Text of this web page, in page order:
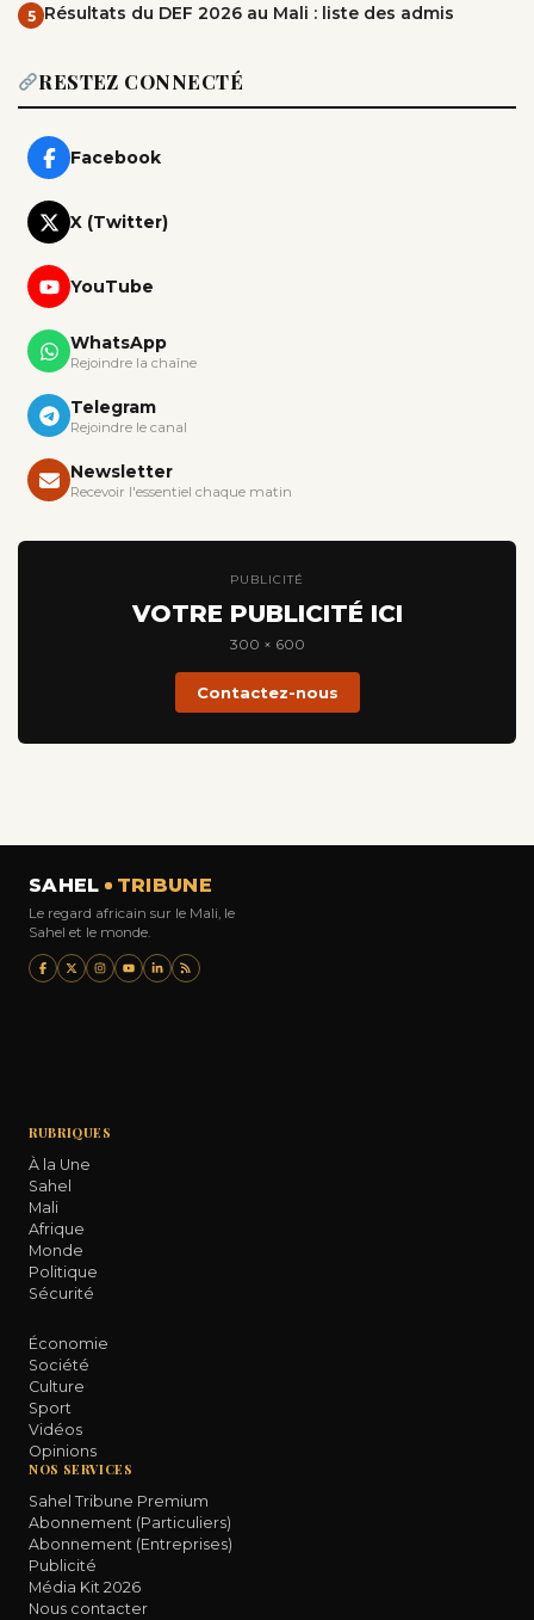
5 Résultats du DEF 2026 au Mali : liste des admis
RESTEZ CONNECTÉ
Facebook
X (Twitter)
YouTube
WhatsApp
Rejoindre la chaîne
Telegram
Rejoindre le canal
Newsletter
Recevoir l'essentiel chaque matin
PUBLICITÉ
VOTRE PUBLICITÉ ICI
300 × 600
Contactez-nous
SAHEL TRIBUNE
Le regard africain sur le Mali, le
Sahel et le monde.
RUBRIQUES
À la Une
Sahel
Mali
Afrique
Monde
Politique
Sécurité
Économie
Société
Culture
Sport
Vidéos
Opinions
NOS SERVICES
Sahel Tribune Premium
Abonnement (Particuliers)
Abonnement (Entreprises)
Publicité
Média Kit 2026
Nous contacter